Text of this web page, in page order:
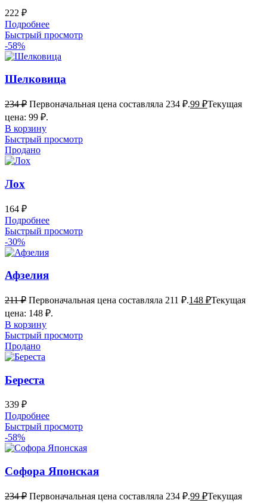
222 ₽
Подробнее
Быстрый просмотр
-58%
Шелковица
234₽ Первоначальная цена составляла 234 ₽.99 ₽Текущая
цена: 99 ₽.
В корзину
Быстрый просмотр
Продано
Лох
164 ₽
Подробнее
Быстрый просмотр
-30%
Афзелия
211₽ Первоначальная цена составляла 211 ₽.148 ₽Текущая
цена: 148 ₽.
В корзину
Быстрый просмотр
Продано
Береста
339 ₽
Подробнее
Быстрый просмотр
-58%
Софора Японская
234₽ Первоначальная цена составляла 234 ₽.99 ₽Текущая